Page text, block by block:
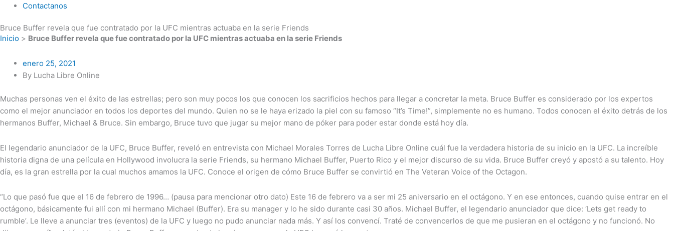
Contactanos
Bruce Buffer revela que fue contratado por la UFC mientras actuaba en la serie Friends
Inicio > Bruce Buffer revela que fue contratado por la UFC mientras actuaba en la serie Friends
enero 25, 2021
By Lucha Libre Online
Muchas personas ven el éxito de las estrellas; pero son muy pocos los que conocen los sacrificios hechos para llegar a concretar la meta. Bruce Buffer es considerado por los expertos
como el mejor anunciador en todos los deportes del mundo. Quien no se le haya erizado la piel con su famoso “It’s Time!”, simplemente no es humano. Todos conocen el éxito detrás de los
hermanos Buffer, Michael & Bruce. Sin embargo, Bruce tuvo que jugar su mejor mano de póker para poder estar donde está hoy día.
El legendario anunciador de la UFC, Bruce Buffer, reveló en entrevista con Michael Morales Torres de Lucha Libre Online cuál fue la verdadera historia de su inicio en la UFC. La increíble
historia digna de una película en Hollywood involucra la serie Friends, su hermano Michael Buffer, Puerto Rico y el mejor discurso de su vida. Bruce Buffer creyó y apostó a su talento. Hoy
día, es la gran estrella por la cual muchos amamos la UFC. Conoce el origen de cómo Bruce Buffer se convirtió en The Veteran Voice of the Octagon.
“Lo que pasó fue que el 16 de febrero de 1996… (pausa para mencionar otro dato) Este 16 de febrero va a ser mi 25 aniversario en el octágono. Y en ese entonces, cuando quise entrar en el
octágono, básicamente fui allí con mi hermano Michael (Buffer). Era su manager y lo he sido durante casi 30 años. Michael Buffer, el legendario anunciador que dice: ‘Lets get ready to
rumble’. Le lleve a anunciar tres (eventos) de la UFC y luego no pudo anunciar nada más. Y así los convencí. Traté de convencerlos de que me pusieran en el octágono y no funcionó. No